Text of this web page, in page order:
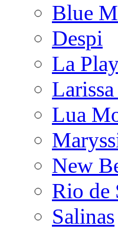
Blue
Despi
La
Lua
New
Rio de
Salinas